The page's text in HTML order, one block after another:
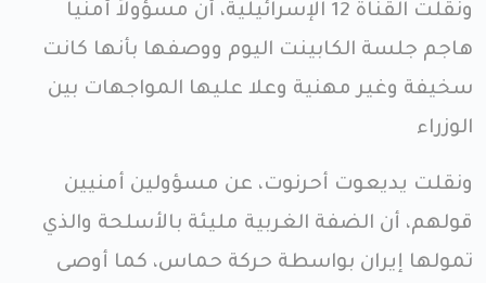
ونقلت القناة 12 الإسرائيلية، أن مسؤولاً أمنياً
هاجم جلسة الكابينت اليوم ووصفها بأنها كانت
سخيفة وغير مهنية وعلا عليها المواجهات بين
الوزراء
ونقلت يديعوت أحرنوت، عن مسؤولين أمنيين
قولهم، أن الضفة الغربية مليئة بالأسلحة والذي
تمولها إيران بواسطة حركة حماس، كما أوصى